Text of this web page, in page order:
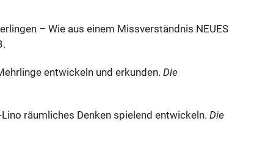
– Wie aus einem Missverständnis NEUES
entwickeln und erkunden. Die
räumliches Denken spielend entwickeln. Die